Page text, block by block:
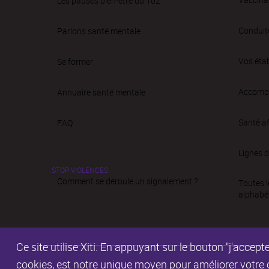
Ce site utilise Xiti. En appuyant sur le bouton
cookies, est notre unique moyen pour améliorer votre
Parlons santé mentale
Se former
Annuaire santé mentale
FAQ
STOP VIOLENCES
Comment se déroule un signalement ?
Vos
Santé
Lignes
Toutes